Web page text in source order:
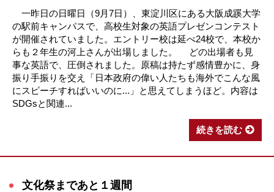
一昨日の日曜日（9月7日）、東淀川区にある大阪成蹊大学
の駅前キャンパスで、高校生対象の英語プレゼンコンテスト
が開催されていました。エントリー校は延べ24校で、本校か
らも２年生の河上さんが出場しました。 どの出場者も見
事な英語で、圧倒されました。原稿は持たず感情豊かに、身
振り手振りを交え「日本政府の偉い人たちも海外でこんな風
にスピーチすればいいのに...」と思えてしまうほど。内容は
SDGsと関連...
続きを読む
文化祭まであと１週間